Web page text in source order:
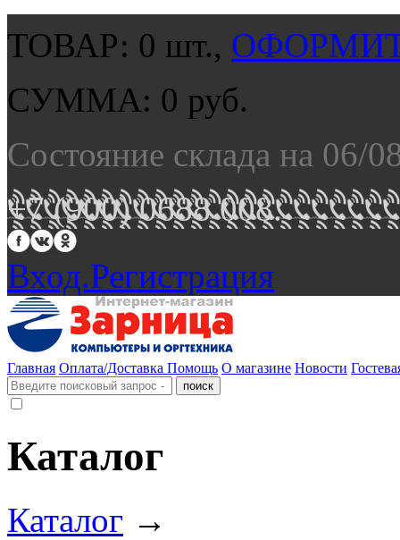
ТОВАР: 0 шт.,
СУММА: 0 руб.
Состояние склада на 06/
+7 (900) 0688 008.
Вход.Регистрация
Главная Оплата/Доставка Помощь О магазине Новости
Каталог
Каталог →